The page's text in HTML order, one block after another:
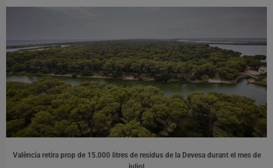
València retira prop de 15.000 litres de residus de la Devesa durant el mes de